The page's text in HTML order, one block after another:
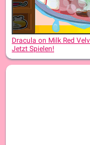
Dracula on Milk Red
Jetzt Spielen!